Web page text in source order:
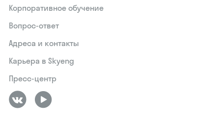
Корпоративное обучение
Вопрос-ответ
Адреса и контакты
Карьера в Skyeng
Пресс-центр